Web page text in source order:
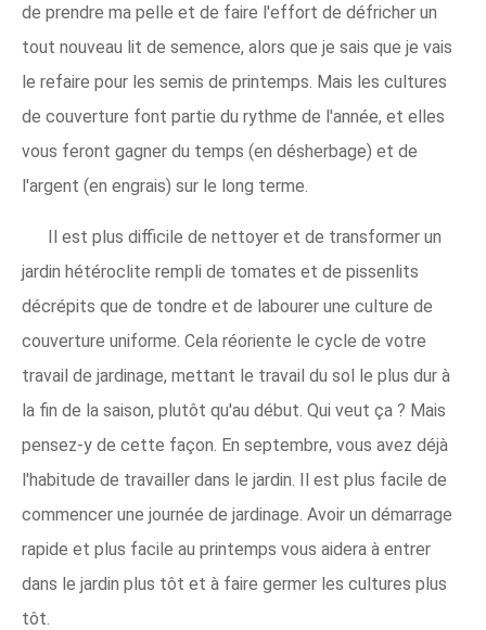
de prendre ma pelle et de faire l'effort de défricher un
tout nouveau lit de semence, alors que je sais que je vais
le refaire pour les semis de printemps. Mais les cultures
de couverture font partie du rythme de l'année, et elles
vous feront gagner du temps (en désherbage) et de
l'argent (en engrais) sur le long terme.
Il est plus difficile de nettoyer et de transformer un
jardin hétéroclite rempli de tomates et de pissenlits
décrépits que de tondre et de labourer une culture de
couverture uniforme. Cela réoriente le cycle de votre
travail de jardinage, mettant le travail du sol le plus dur à
la fin de la saison, plutôt qu'au début. Qui veut ça ? Mais
pensez-y de cette façon. En septembre, vous avez déjà
l'habitude de travailler dans le jardin. Il est plus facile de
commencer une journée de jardinage. Avoir un démarrage
rapide et plus facile au printemps vous aidera à entrer
dans le jardin plus tôt et à faire germer les cultures plus
tôt.